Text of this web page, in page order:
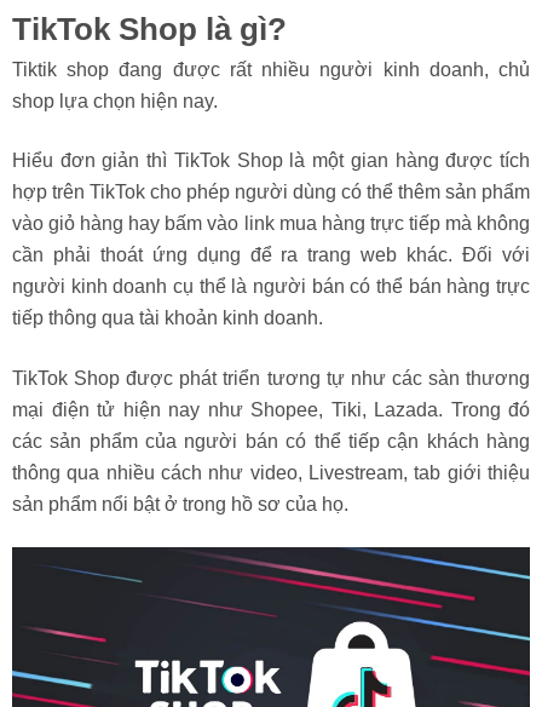
TikTok Shop là gì?
Tiktik shop đang được rất nhiều người kinh doanh, chủ
shop lựa chọn hiện nay.
Hiểu đơn giản thì TikTok Shop là một gian hàng được tích
hợp trên TikTok cho phép người dùng có thể thêm sản phẩm
vào giỏ hàng hay bấm vào link mua hàng trực tiếp mà không
cần phải thoát ứng dụng để ra trang web khác. Đối với
người kinh doanh cụ thể là người bán có thể bán hàng trực
tiếp thông qua tài khoản kinh doanh.
TikTok Shop được phát triển tương tự như các sàn thương
mại điện tử hiện nay như Shopee, Tiki, Lazada. Trong đó
các sản phẩm của người bán có thể tiếp cận khách hàng
thông qua nhiều cách như video, Livestream, tab giới thiệu
sản phẩm nổi bật ở trong hồ sơ của họ.